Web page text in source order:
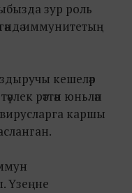
зур роль
иммунитетың
кешеләр
рәттән юньләп
каршы
Үзеңне